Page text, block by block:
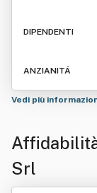
DIPENDENTI
ANZIANITÁ
Vedi più
Srl